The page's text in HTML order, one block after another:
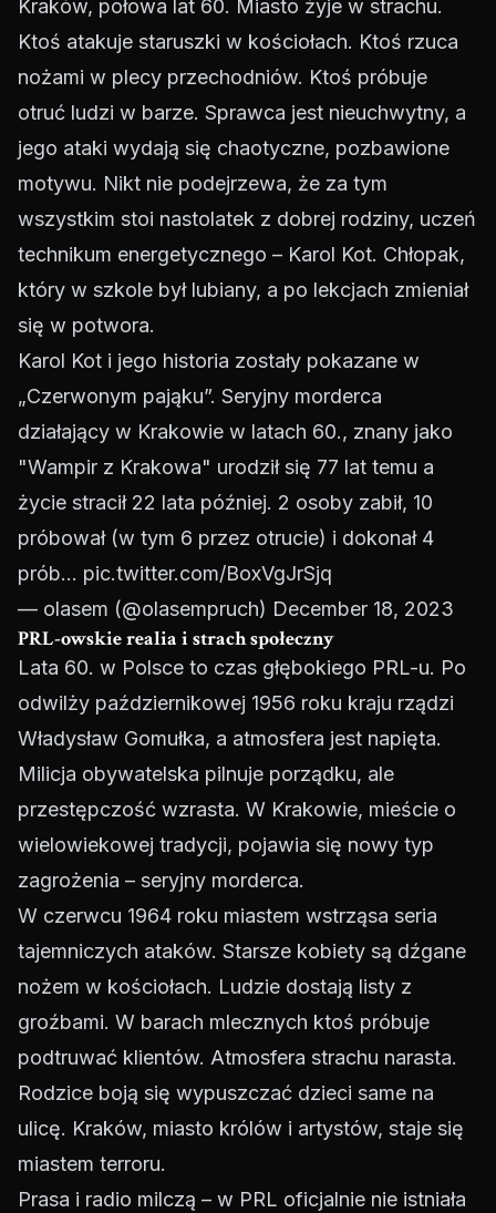
Kraków, połowa lat 60. Miasto żyje w strachu.
Ktoś atakuje staruszki w kościołach. Ktoś rzuca
nożami w plecy przechodniów. Ktoś próbuje
otruć ludzi w barze. Sprawca jest nieuchwytny, a
jego ataki wydają się chaotyczne, pozbawione
motywu. Nikt nie podejrzewa, że za tym
wszystkim stoi nastolatek z dobrej rodziny, uczeń
technikum energetycznego – Karol Kot. Chłopak,
który w szkole był lubiany, a po lekcjach zmieniał
się w potwora.
Karol Kot i jego historia zostały pokazane w
„Czerwonym pająku”. Seryjny morderca
działający w Krakowie w latach 60., znany jako
"Wampir z Krakowa" urodził się 77 lat temu a
życie stracił 22 lata później. 2 osoby zabił, 10
próbował (w tym 6 przez otrucie) i dokonał 4
prób… pic.twitter.com/BoxVgJrSjq
— olasem (@olasempruch) December 18, 2023
PRL-owskie realia i strach społeczny
Lata 60. w Polsce to czas głębokiego PRL-u. Po
odwilży październikowej 1956 roku kraju rządzi
Władysław Gomułka, a atmosfera jest napięta.
Milicja obywatelska pilnuje porządku, ale
przestępczość wzrasta. W Krakowie, mieście o
wielowiekowej tradycji, pojawia się nowy typ
zagrożenia – seryjny morderca.
W czerwcu 1964 roku miastem wstrząsa seria
tajemniczych ataków. Starsze kobiety są dźgane
nożem w kościołach. Ludzie dostają listy z
groźbami. W barach mlecznych ktoś próbuje
podtruwać klientów. Atmosfera strachu narasta.
Rodzice boją się wypuszczać dzieci same na
ulicę. Kraków, miasto królów i artystów, staje się
miastem terroru.
Prasa i radio milczą – w PRL oficjalnie nie istniała